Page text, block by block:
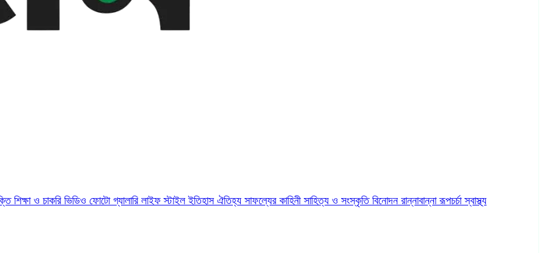
শিক্ষা ও চাকরি ভিডিও ফোটো গ্যালারি লাইফ স্টাইলইতিহাস ঐতিহ্য সাফল্যের কাহিনী সাহিত্য ও সংস্কৃতি বিনোদন রান্নাবান্নারূপচর্চাস্বাস্থ্য